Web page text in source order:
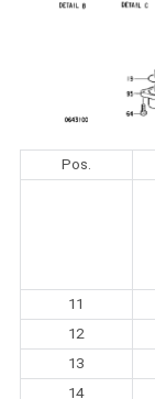
Pos.
11
12
13
14